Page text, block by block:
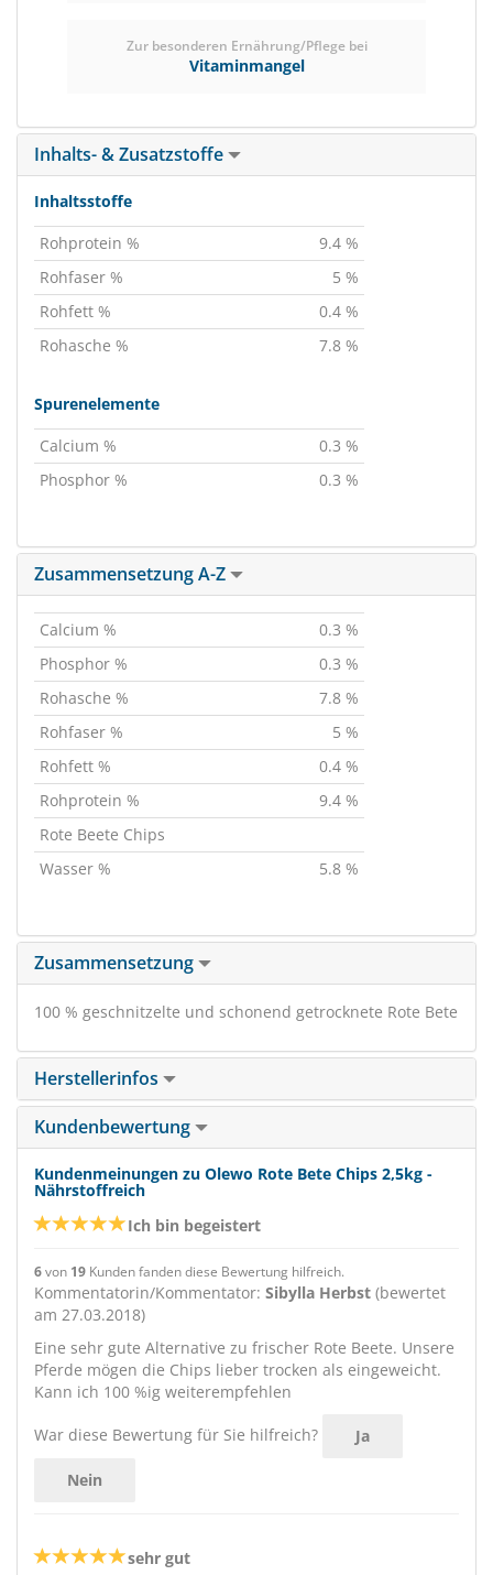
Zur besonderen Ernährung/Pflege bei
Vitaminmangel
Inhalts- & Zusatzstoffe
Inhaltsstoffe
Rohprotein %
9.4 %
Rohfaser %
5 %
Rohfett %
0.4 %
Rohasche %
7.8 %
Spurenelemente
Calcium %
0.3 %
Phosphor %
0.3 %
Zusammensetzung A-Z
Calcium %
0.3 %
Phosphor %
0.3 %
Rohasche %
7.8 %
Rohfaser %
5 %
Rohfett %
0.4 %
Rohprotein %
9.4 %
Rote Beete Chips
Wasser %
5.8 %
Zusammensetzung
100 % geschnitzelte und schonend getrocknete Rote Bete
Herstellerinfos
Kundenbewertung
Kundenmeinungen zu Olewo Rote Bete Chips 2,5kg -
Nährstoffreich
Ich bin begeistert
6von 19 Kunden fanden diese Bewertung hilfreich.
Kommentatorin/Kommentator: Sibylla Herbst (bewertet
am 27.03.2018)
Eine sehr gute Alternative zu frischer Rote Beete. Unsere
Pferde mögen die Chips lieber trocken als eingeweicht.
Kann ich 100 %ig weiterempfehlen
War diese Bewertung für Sie hilfreich? Ja
Nein
sehr gut